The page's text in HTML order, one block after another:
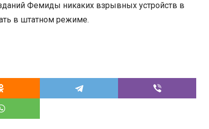
Фемиды никаких взрывных устройств в
в штатном режиме.